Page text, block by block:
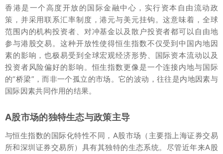
香港是一个高度开放的国际金融中心，实行资本自由流动政
策，并采用联系汇率制度，港元与美元挂钩。这意味着，全球
范围内的机构投资者、对冲基金以及散户投资者都可以自由地
参与港股交易。这种开放性使得恒生指数不仅受到中国内地因
素的影响，也极易受到全球宏观经济形势、国际资本流动以及
投资者风险偏好的影响。恒生指数更像是一个连接内地与国际
的“桥梁”，而非一个孤立的市场。它的波动，往往是内地因素与
国际因素共同作用的结果。
A股市场的独特生态与政策主导
与恒生指数的国际化特性不同，A股市场（主要指上海证券交易
所和深圳证券交易所）具有其独特的生态系统。尽管近年来A股